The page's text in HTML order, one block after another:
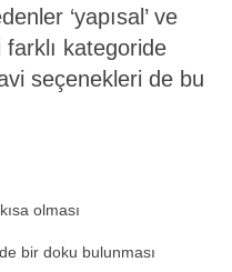
‘yapısal’ ve
farklı kategoride
seçenekleri de bu
olması
bir doku bulunması